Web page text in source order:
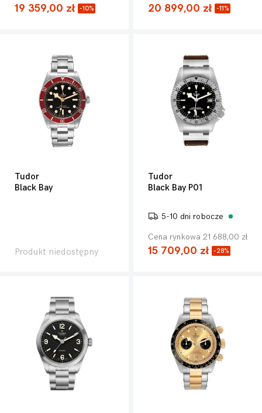
19 359,00 zł -10% 20 899,00 zł -11%
Tudor
Black Bay
Produkt niedostępny
Tudor
Black Bay P01
5-10 dni robocze
Cena rynkowa 21 688,00 zł
15 709,00 zł -28%